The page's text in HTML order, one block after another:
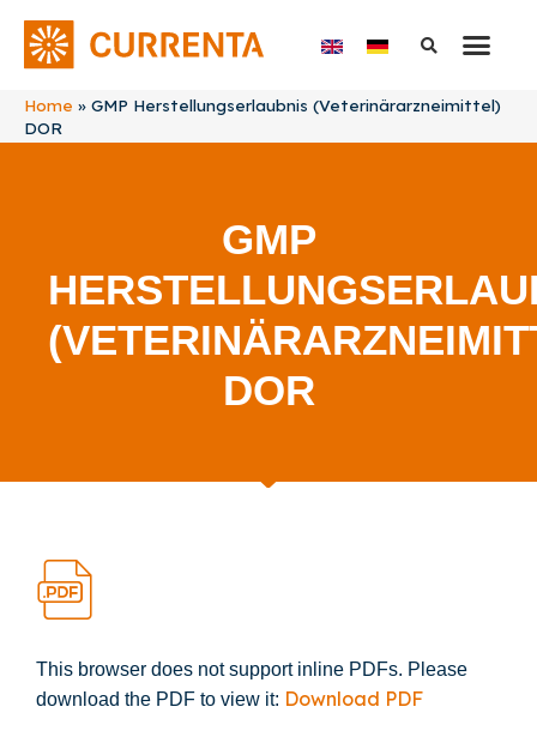
Home » GMP Herstellungserlaubnis (Veterinärarzneimittel)
DOR
GMP
DOR
This browser does not support inline PDFs. Please
download the PDF to view it: Download PDF